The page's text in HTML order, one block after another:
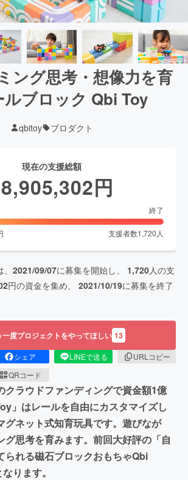
ング思考・想像力を育
ルブロック Qbi Toy
qbitoy プロダクト
現在の支援総額
円
終了
支援者数1,720 人
2021/09/07に募集を開始し、 1,720人の支
円の資金を集め、 2021/10/19に募集を終了
一度プロジェクトをやってほしい 13
シェア LINEで送る
URLコピー
QRコード
クラウドファンディングで資金額1億
」はレールを自由にカスタマイズし
グネット式知育玩具です。遊びなが
グ思考を育みます。前回大好評の「自
られる磁石ブロックおもちゃQbi
ります。